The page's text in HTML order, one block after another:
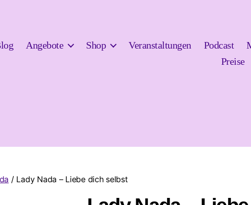
Angebote Shop Veranstaltungen Podcast
Preise
/ Lady Nada – Liebe dich selbst